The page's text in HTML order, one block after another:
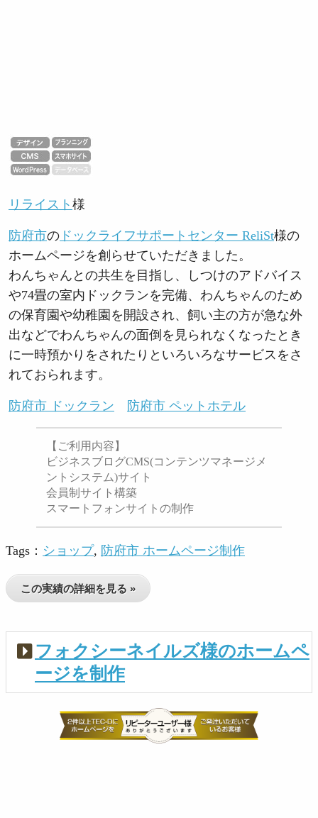
リライスト 様
防府市の ドックライフサポートセンター ReliSt様の
ホームページを創らせていただきました。
わんちゃんとの共生を目指し、しつけのアドバイス
や74畳の室内ドックランを完備、わんちゃんのため
の保育園や幼稚園を開設され、飼い主の方が急な外
出などでわんちゃんの面倒を見られなくなったとき
に一時預かりをされたりといろいろなサービスをさ
れておられます。
防府市 ドックラン 防府市 ペットホテル
【ご利用内容】
ビジネスブログCMS(コンテンツマネージメ
ントシステム)サイト
会員制サイト構築
スマートフォンサイトの制作
Tags： ショップ, 防府市 ホームページ制作
この実績の詳細を見る »
フォクシーネイルズ様のホームペ
ージを制作